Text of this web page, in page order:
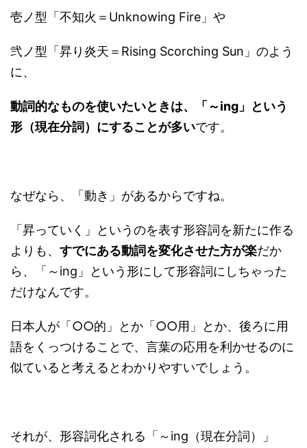
壱ノ型「不知火＝Unknowing Fire」や
弐ノ型「昇り炎天＝Rising Scorching Sun」のよう
に、
動詞的なものを使いたいときは、「～ing」という
形（現在分詞）にすることが多いです。
なぜなら、「動き」があるからですね。
「昇っていく」というのを表す形容詞を新たに作る
よりも、 すでにある動詞を変化させた方が楽だか
ら、「～ing」という形にして形容詞にしちゃった
だけなんです。
日本人が「○○的」とか「○○用」とか、後ろに用
語をくっつけることで、言葉の応用を利かせるのに
似ていると考えるとわかりやすいでしょう。
それが、形容詞化される「～ing（現在分詞）」